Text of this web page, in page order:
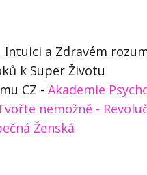
Intuici a Zdravém
k Super Životu
CZ - Akademie
nemožné -
Ženská